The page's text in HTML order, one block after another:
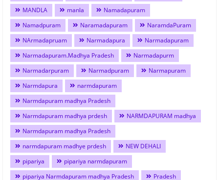
MANDLA
manla
Namadapuram
Namadpuram
Naramadapuram
NaramdaPuram
NArmadapruam
Narmadapura
Narmadapuram
Narmadapuram.Madhya Pradesh
Narmadapurm
Narmadarpuram
Narmadpuram
Narmapuram
Narmdapura
narmdapuram
Narmdapuram madhya Pradesh
Narmdapuram madhya prdesh
NARMDAPURAM madhya
Narmdapuram madhya Pradesh
narmdapuram madhye prdesh
NEW DEHALI
pipariya
pipariya narmdapuram
pipariya Narmdapuram madhya Pradesh
Pradesh